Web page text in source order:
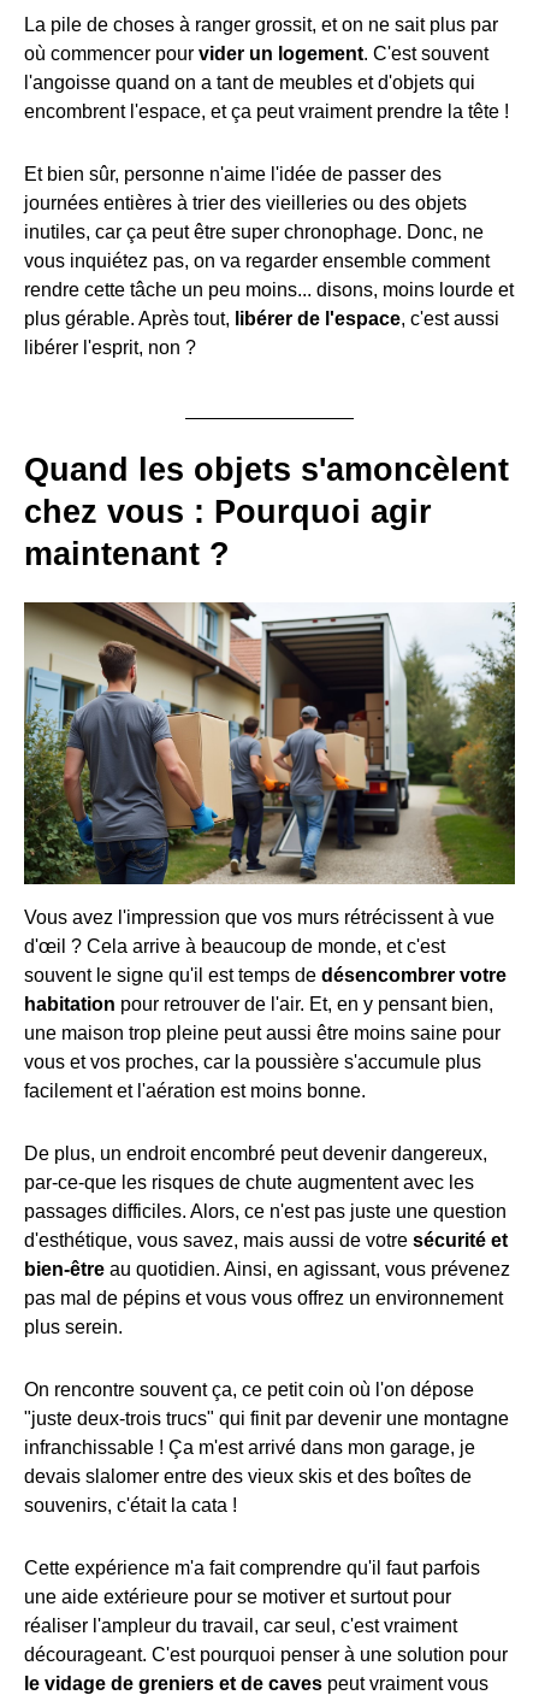
La pile de choses à ranger grossit, et on ne sait plus par
où commencer pour vider un logement. C'est souvent
l'angoisse quand on a tant de meubles et d'objets qui
encombrent l'espace, et ça peut vraiment prendre la tête !
Et bien sûr, personne n'aime l'idée de passer des
journées entières à trier des vieilleries ou des objets
inutiles, car ça peut être super chronophage. Donc, ne
vous inquiétez pas, on va regarder ensemble comment
rendre cette tâche un peu moins... disons, moins lourde et
plus gérable. Après tout, libérer de l'espace, c'est aussi
libérer l'esprit, non ?
Quand les objets s'amoncèlent
chez vous : Pourquoi agir
maintenant ?
Vous avez l'impression que vos murs rétrécissent à vue
d'œil ? Cela arrive à beaucoup de monde, et c'est
souvent le signe qu'il est temps de désencombrer votre
habitation pour retrouver de l'air. Et, en y pensant bien,
une maison trop pleine peut aussi être moins saine pour
vous et vos proches, car la poussière s'accumule plus
facilement et l'aération est moins bonne.
De plus, un endroit encombré peut devenir dangereux,
par-ce-que les risques de chute augmentent avec les
passages difficiles. Alors, ce n'est pas juste une question
d'esthétique, vous savez, mais aussi de votre sécurité et
bien-être au quotidien. Ainsi, en agissant, vous prévenez
pas mal de pépins et vous vous offrez un environnement
plus serein.
On rencontre souvent ça, ce petit coin où l'on dépose
"juste deux-trois trucs" qui finit par devenir une montagne
infranchissable ! Ça m'est arrivé dans mon garage, je
devais slalomer entre des vieux skis et des boîtes de
souvenirs, c'était la cata !
Cette expérience m'a fait comprendre qu'il faut parfois
une aide extérieure pour se motiver et surtout pour
réaliser l'ampleur du travail, car seul, c'est vraiment
décourageant. C'est pourquoi penser à une solution pour
le vidage de greniers et de caves peut vraiment vous